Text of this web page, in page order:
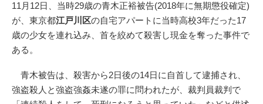
11月12日、当時29歳の青木正裕被告(2018年に無期懲役確定)
が、東京都江戸川区の自宅アパートに当時高校3年だった17
歳の少女を連れ込み、首を絞めて殺害し現金を奪った事件で
ある。
青木被告は、殺害から2日後の14日に自首して逮捕され、
強盗殺人と強盗強姦未遂の罪に問われたが、裁判員裁判で